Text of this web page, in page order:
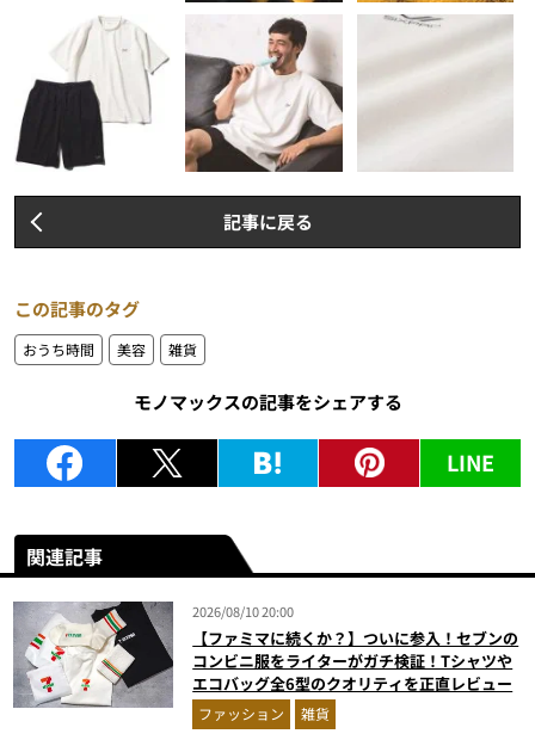
記事に戻る
この記事のタグ
おうち時間 美容 雑貨
モノマックスの記事をシェアする
LINE
関連記事
2026/08/10 20:00
【ファミマに続くか？】ついに参入！セブンの
コンビニ服をライターがガチ検証！Tシャツや
エコバッグ全6型のクオリティを正直レビュー
ファッション 雑貨